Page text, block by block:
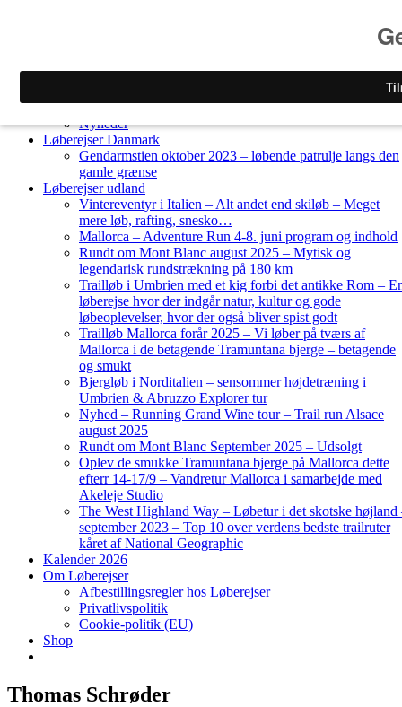
Løberejser
Nyheder
Løberejser Danmark
Gendarmstien oktober 2023 – løbende patrulje langs den
gamle grænse
Løberejser udland
Vintereventyr i Italien – Alt andet end skiløb – Meget
mere løb, rafting, snesko…
Mallorca – Adventure Run 4-8. juni program og indhold
Rundt om Mont Blanc august 2025 – Mytisk og
legendarisk rundstrækning på 180 km
Trailløb i Umbrien med et kig forbi det antikke Rom –
løberejse hvor der indgår natur, kultur og gode
løbeoplevelser, hvor der også bliver spist godt
Trailløb Mallorca forår 2025 – Vi løber på tværs af
Mallorca i de betagende Tramuntana bjerge – betagende
og smukt
Bjergløb i Norditalien – sensommer højdetræning i
Umbrien & Abruzzo Explorer tur
Nyhed – Running Grand Wine tour – Trail run Alsace
august 2025
Rundt om Mont Blanc September 2025 – Udsolgt
Oplev de smukke Tramuntana bjerge på Mallorca dette
efterr 14-17/9 – Vandretur Mallorca i samarbejde med
Akeleje Studio
The West Highland Way – Løbetur i det skotske højland
september 2023 – Top 10 over verdens bedste trailruter
kåret af National Geographic
Kalender 2026
Om Løberejser
Afbestillingsregler hos Løberejser
Privatlivspolitik
Cookie-politik (EU)
Shop
Thomas Schrøder